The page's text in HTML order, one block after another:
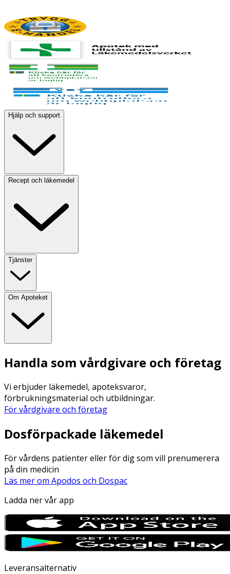
Hjälp och support
Recept och läkemedel
Tjänster
Om Apoteket
Handla som vårdgivare och företag
Vi erbjuder läkemedel, apoteksvaror,
förbrukningsmaterial och utbildningar.
För vårdgivare och företag
Dosförpackade läkemedel
För vårdens patienter eller för dig som vill prenumerera
på din medicin
Läs mer om Apodos och Dospac
Ladda ner vår app
Leveransalternativ